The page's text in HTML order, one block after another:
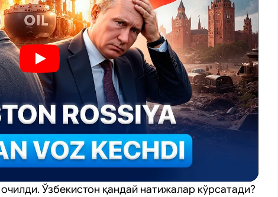
Ўзбекистон қандай натижалар кўрсатади?